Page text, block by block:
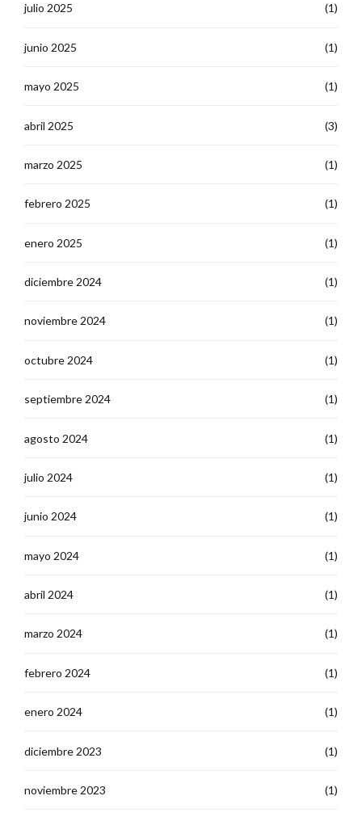
julio 2025 (1)
junio 2025 (1)
mayo 2025 (1)
abril 2025 (3)
marzo 2025 (1)
febrero 2025 (1)
enero 2025 (1)
diciembre 2024 (1)
noviembre 2024 (1)
octubre 2024 (1)
septiembre 2024 (1)
agosto 2024 (1)
julio 2024 (1)
junio 2024 (1)
mayo 2024 (1)
abril 2024 (1)
marzo 2024 (1)
febrero 2024 (1)
enero 2024 (1)
diciembre 2023 (1)
noviembre 2023 (1)